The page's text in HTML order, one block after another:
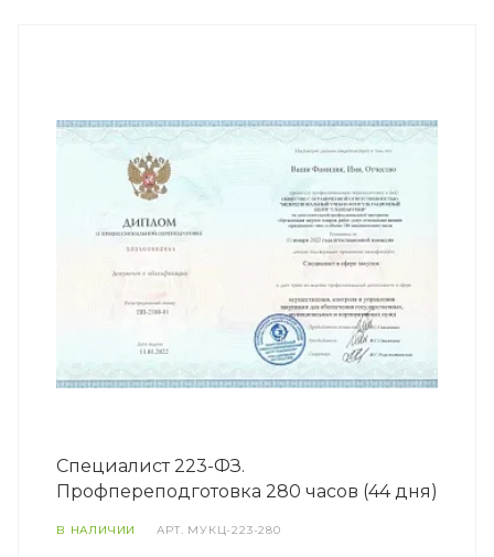
Специалист 223-ФЗ.
Профпереподготовка 280 часов (44 дня)
В НАЛИЧИИ АРТ. МУКЦ-223-280